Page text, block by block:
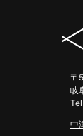
〒
岐
中